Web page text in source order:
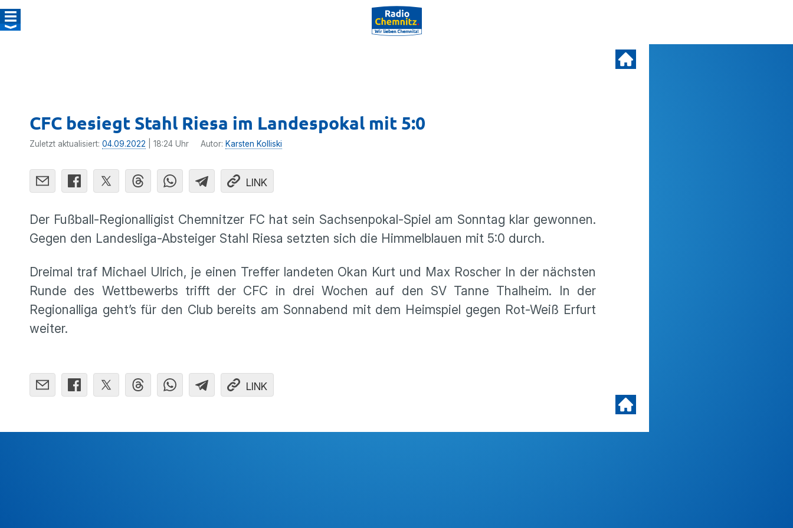
CFC besiegt Stahl Riesa im Landespokal mit 5:0
Zuletzt aktualisiert: 04.09.2022 | 18:24 Uhr Autor: Karsten Kolliski
LINK
Der Fußball-Regionalligist Chemnitzer FC hat sein Sachsenpokal-Spiel am Sonntag klar gewonnen.
Gegen den Landesliga-Absteiger Stahl Riesa setzten sich die Himmelblauen mit 5:0 durch.
Dreimal traf Michael Ulrich, je einen Treffer landeten Okan Kurt und Max Roscher In der nächsten
Runde des Wettbewerbs trifft der CFC in drei Wochen auf den SV Tanne Thalheim. In der
Regionalliga geht’s für den Club bereits am Sonnabend mit dem Heimspiel gegen Rot-Weiß Erfurt
weiter.
LINK